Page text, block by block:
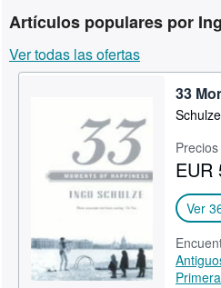
Libros antiguos
Arte y coleccionismo
Comenzar a vender
Artículos populares por
Ver todas las ofertas
33
EUR
Ver